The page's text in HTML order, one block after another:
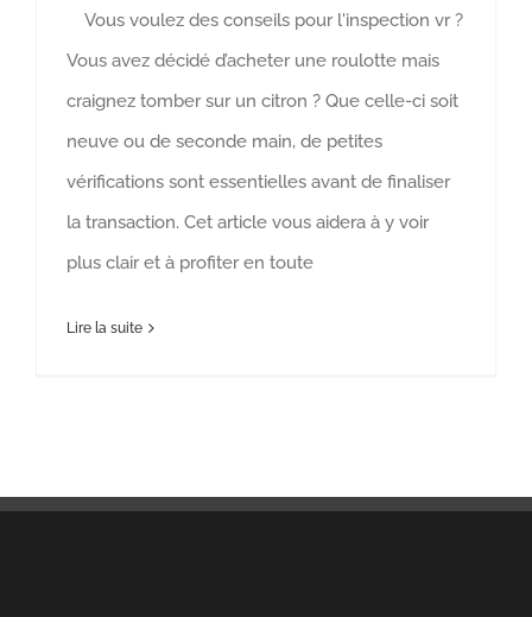
Vous voulez des conseils pour l'inspection vr ?
Vous avez décidé d’acheter une roulotte mais
craignez tomber sur un citron ? Que celle-ci soit
neuve ou de seconde main, de petites
vérifications sont essentielles avant de finaliser
la transaction. Cet article vous aidera à y voir
plus clair et à profiter en toute
Lire la suite